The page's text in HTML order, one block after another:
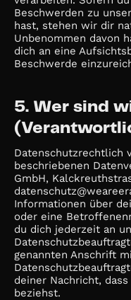
Beschwerden zu
hast, stehen wir dir
Unbenommen davon
dich an eine
Beschwerde
5. Wer sind
Datenschutzrechtlich
beschriebenen
GmbH,
Informationen über
oder eine
du dich jederzeit an
genannten Anschrift
deiner Nachricht,
beziehst.